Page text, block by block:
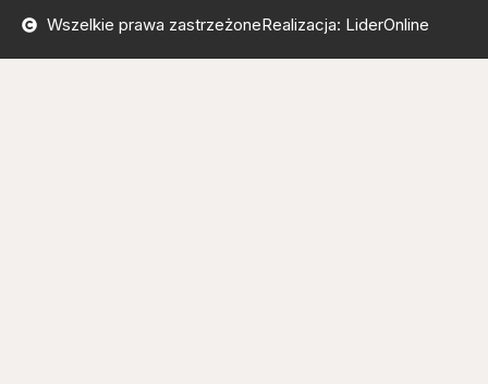
Wszelkie prawa zastrzeżoneRealizacja: LiderOnline